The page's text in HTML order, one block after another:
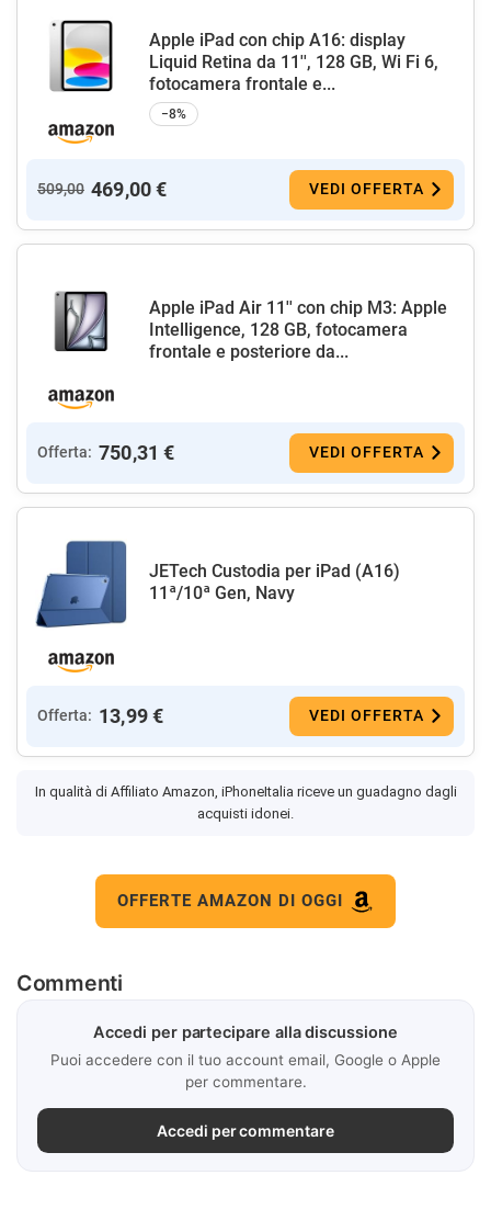
Apple iPad con chip A16: display
Liquid Retina da 11'', 128 GB, Wi Fi 6,
fotocamera frontale e...
−8%
509,00 469,00 € VEDI OFFERTA
Apple iPad Air 11'' con chip M3: Apple
Intelligence, 128 GB, fotocamera
frontale e posteriore da...
Offerta: 750,31 € VEDI OFFERTA
JETech Custodia per iPad (A16)
11ª/10ª Gen, Navy
Offerta: 13,99 € VEDI OFFERTA
In qualità di Affiliato Amazon, iPhoneItalia riceve un guadagno dagli
acquisti idonei.
OFFERTE AMAZON DI OGGI
Commenti
Accedi per partecipare alla discussione
Puoi accedere con il tuo account email, Google o Apple
per commentare.
Accedi per commentare